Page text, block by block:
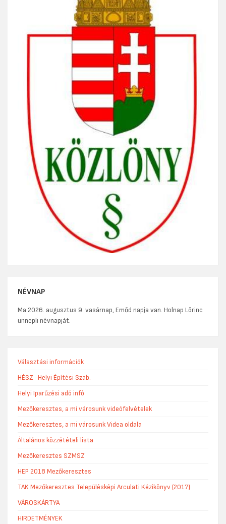
NÉVNAP
Ma 2026. augusztus 9. vasárnap, Emőd napja van. Holnap Lörinc
ünnepli névnapját.
Választási információk
HÉSZ -Helyi Építési Szab.
Helyi Iparűzési adó infó
Mezőkeresztes, a mi városunk videófelvételek
Mezőkeresztes, a mi városunk Videa oldala
Általános közzétételi lista
Mezőkeresztes SZMSZ
HEP 2018 Mezőkeresztes
TAK Mezőkeresztes Településképi Arculati Kézikönyv (2017)
VÁROSKÁRTYA
HIRDETMÉNYEK